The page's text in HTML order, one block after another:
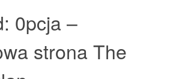
0pcja –
strona The